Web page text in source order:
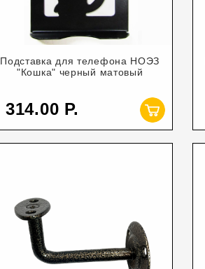
Подставка для телефона НОЭЗ
"Кошка" черный матовый
314.00